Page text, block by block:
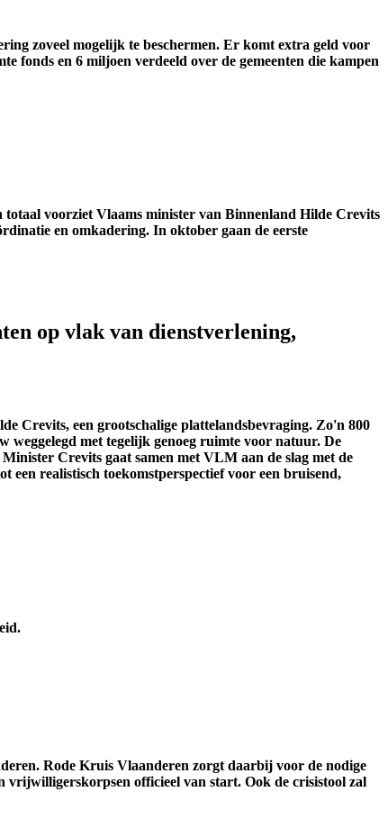
zoveel mogelijk te beschermen. Er komt extra geld voor
fonds en 6 miljoen verdeeld over de gemeenten die kampen
totaal voorziet Vlaams minister van Binnenland Hilde Crevits
en omkadering. In oktober gaan de eerste
op vlak van dienstverlening,
Crevits, een grootschalige plattelandsbevraging. Zo'n 800
weggelegd met tegelijk genoeg ruimte voor natuur. De
Crevits gaat samen met VLM aan de slag met de
een realistisch toekomstperspectief voor een bruisend,
Rode Kruis Vlaanderen zorgt daarbij voor de nodige
vrijwilligerskorpsen officieel van start. Ook de crisistool zal